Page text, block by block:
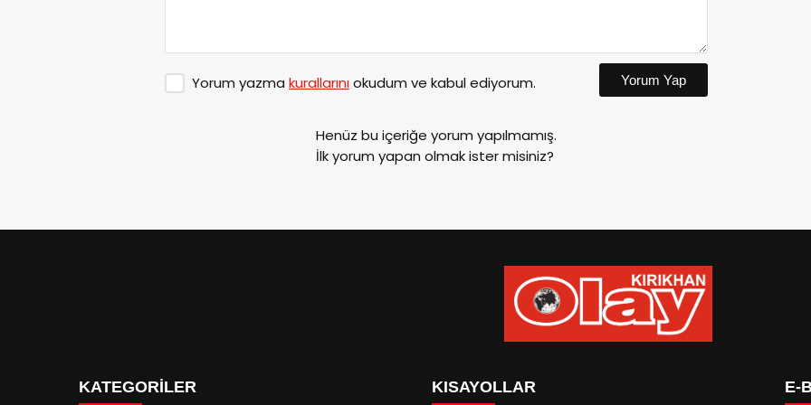
Yorum yazma kurallarınıokudum ve kabul ediyorum. Yorum Yap
Henüz bu içeriğe yorum yapılmamış.
İlk yorum yapan olmak ister misiniz?
KATEGORİLER KISAYOLLAR E-